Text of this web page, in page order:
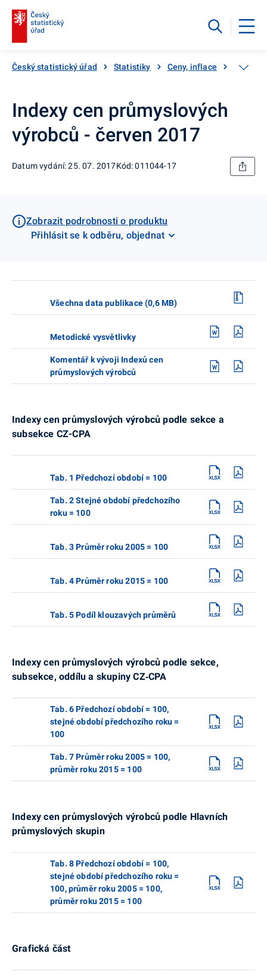
Český statistický úřad Statistiky Ceny, inflace Ceny
Indexy cen průmyslových
výrobců - červen 2017
Datum vydání: 25. 07. 2017Kód: 011044-17
Zobrazit podrobnosti o produktu
Přihlásit se k odběru, objednat
Všechna data publikace (0,6 MB)
Metodické vysvětlivky
Komentář k vývoji Indexů cen
průmyslových výrobců
Indexy cen průmyslových výrobců podle sekce a
subsekce CZ-CPA
Tab. 1 Předchozí období = 100
Tab. 2 Stejné období předchozího
roku = 100
Tab. 3 Průměr roku 2005 = 100
Tab. 4 Průměr roku 2015 = 100
Tab. 5 Podíl klouzavých průměrů
Indexy cen průmyslových výrobců podle sekce,
subsekce, oddílu a skupiny CZ‑CPA
Tab. 6 Předchozí období = 100,
stejné období předchozího roku =
100
Tab. 7 Průměr roku 2005 = 100,
průměr roku 2015 = 100
Indexy cen průmyslových výrobců podle Hlavních
průmyslových skupin
Tab. 8 Předchozí období = 100,
stejné období předchozího roku =
100, průměr roku 2005 = 100,
průměr roku 2015 = 100
Grafická část